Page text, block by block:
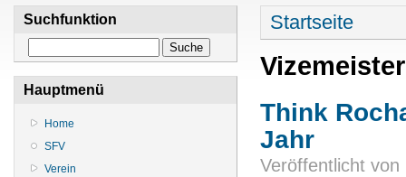
Suchfunktion
Hauptmenü
Home
SFV
Verein
Sie sind hier
Startseite
Vizemeister
Think
Jahr
Veröffentlicht von